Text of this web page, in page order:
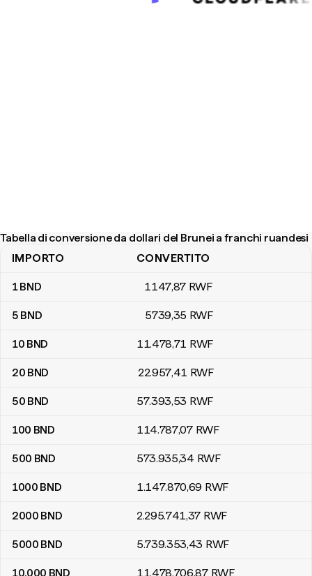
Tabella di conversione da dollari del Brunei a franchi ruandesi
Tabella di conversione da dollari del Brunei a franchi ruandesi
IMPORTO CONVERTITO
1BND 1147,87 RWF
5 BND 5739,35 RWF
10 BND 11.478,71 RWF
20 BND 22.957,41 RWF
50 BND 57.393,53 RWF
100 BND 114.787,07 RWF
500 BND 573.935,34 RWF
1000 BND 1.147.870,69 RWF
2000 BND 2.295.741,37 RWF
5000 BND 5.739.353,43 RWF
10.000 BND 11.478.706,87 RWF